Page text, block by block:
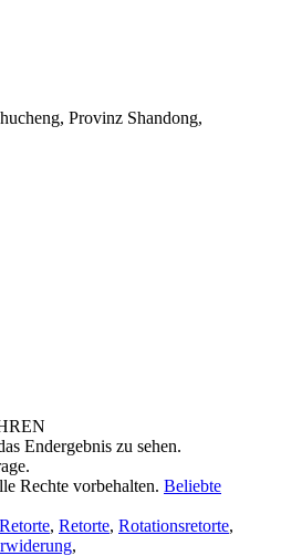
Provinz Shandong,
Endergebnis zu sehen.
Rechte vorbehalten. Beliebte
, Retorte, Rotationsretorte,
,